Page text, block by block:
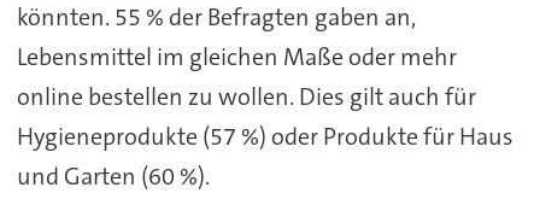
könnten. 55 % der Befragten gaben an,
Lebensmittel im gleichen Maße oder mehr
online bestellen zu wollen. Dies gilt auch für
Hygieneprodukte (57 %) oder Produkte für Haus
und Garten (60 %).